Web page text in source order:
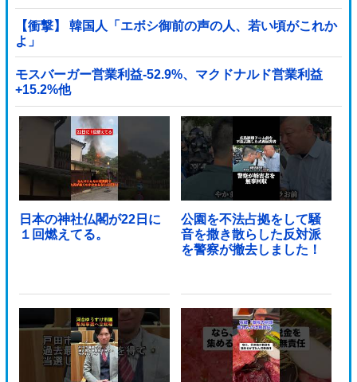
【衝撃】 韓国人「エボシ御前の声の人、若い頃がこれか
よ」
モスバーガー営業利益-52.9%、マクドナルド営業利益
+15.2%他
日本の神社仏閣が22日に
１回燃えてる。
公園を不法占拠をして騒
音を撒き散らした反対派
を警察が撤去しました！